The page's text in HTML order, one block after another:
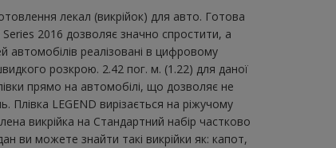
лекал (викрійок) для авто. Готова
Series 2016 дозволяє значно спростити, а
реалізовані в цифровому
розкрою. 2.42 пог. м. (1.22) для даної
прямо на автомобілі, що дозволяє не
Плівка LEGEND вирізається на ріжучому
​​викрійка на Стандартний набір частково
ви можете знайти такі викрійки як: капот,